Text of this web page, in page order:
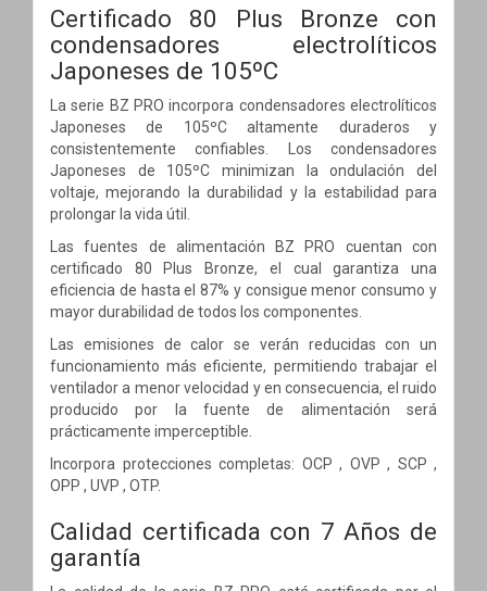
Certificado 80 Plus Bronze con
condensadores electrolíticos
Japoneses de 105ºC
La serie BZ PRO incorpora condensadores electrolíticos
Japoneses de 105ºC altamente duraderos y
consistentemente confiables. Los condensadores
Japoneses de 105ºC minimizan la ondulación del
voltaje, mejorando la durabilidad y la estabilidad para
prolongar la vida útil.
Las fuentes de alimentación BZ PRO cuentan con
certificado 80 Plus Bronze, el cual garantiza una
eficiencia de hasta el 87% y consigue menor consumo y
mayor durabilidad de todos los componentes.
Las emisiones de calor se verán reducidas con un
funcionamiento más eficiente, permitiendo trabajar el
ventilador a menor velocidad y en consecuencia, el ruido
producido por la fuente de alimentación será
prácticamente imperceptible.
Incorpora protecciones completas: OCP , OVP , SCP ,
OPP , UVP , OTP.
Calidad certificada con 7 Años de
garantía